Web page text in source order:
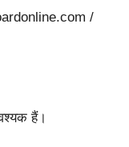
/
हैं।